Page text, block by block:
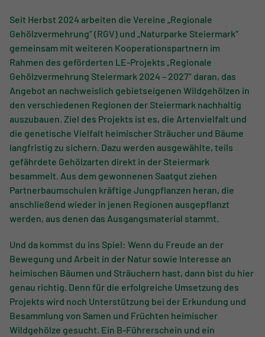
Seit Herbst 2024 arbeiten die Vereine „Regionale
Gehölzvermehrung“ (RGV) und „Naturparke Steiermark“
gemeinsam mit weiteren Kooperationspartnern im
Rahmen des geförderten LE-Projekts „Regionale
Gehölzvermehrung Steiermark 2024 – 2027“ daran, das
Angebot an nachweislich gebietseigenen Wildgehölzen in
den verschiedenen Regionen der Steiermark nachhaltig
auszubauen. Ziel des Projekts ist es, die Artenvielfalt und
die genetische Vielfalt heimischer Sträucher und Bäume
langfristig zu sichern. Dazu werden ausgewählte, teils
gefährdete Gehölzarten direkt in der Steiermark
besammelt. Aus dem gewonnenen Saatgut ziehen
Partnerbaumschulen kräftige Jungpflanzen heran, die
anschließend wieder in jenen Regionen ausgepflanzt
werden, aus denen das Ausgangsmaterial stammt.
Und da kommst du ins Spiel: Wenn du Freude an der
Bewegung und Arbeit in der Natur sowie Interesse an
heimischen Bäumen und Sträuchern hast, dann bist du hier
genau richtig. Denn für die erfolgreiche Umsetzung des
Projekts wird noch Unterstützung bei der Erkundung und
Besammlung von Samen und Früchten heimischer
Wildgehölze gesucht. Ein B-Führerschein und ein